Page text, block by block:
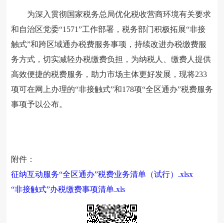
为深入贯彻国家税务总局优化税收营商环境有关要求
和自治区党委“1571”工作部署，税务部门积极拓展“非接
触式”和跨区域通办税费服务事项，持续改进办税缴费服
务方式，切实减轻办税缴费负担，为纳税人、缴费人提供
高效便捷的税费服务，助力市场主体更好发展，现将233
项可在网上办理的“非接触式”和178项“全区通办”税费服务
事项予以公布。
附件：
征纳互动服务“全区通办”税费业务清单（试行）.xlsx
“非接触式”办税缴费事项清单.xls